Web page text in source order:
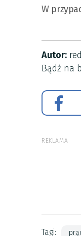
W
Autor:
Bądź na
REKLAMA
Tagi: